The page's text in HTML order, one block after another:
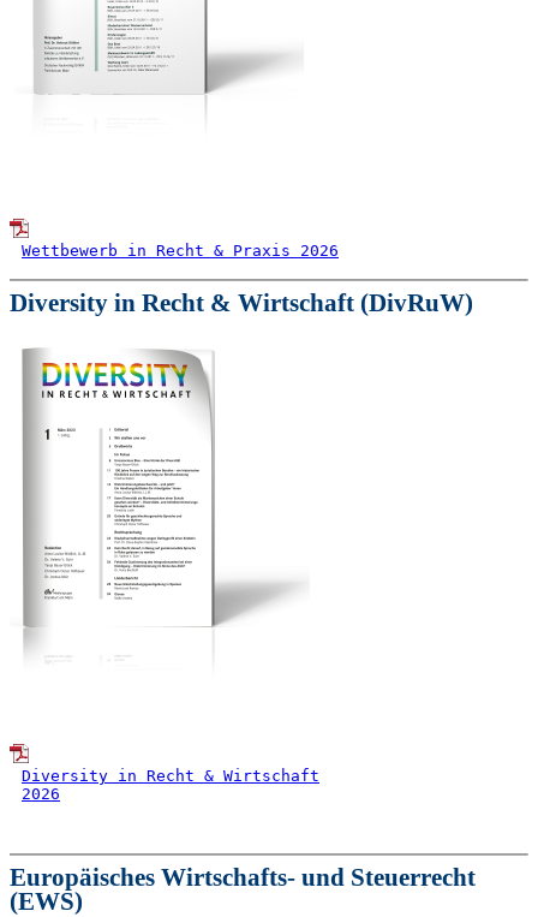
Wettbewerb in Recht & Praxis 2026
Diversity in Recht & Wirtschaft (DivRuW)
Diversity in Recht & Wirtschaft
2026
Europäisches Wirtschafts- und Steuerrecht
(EWS)